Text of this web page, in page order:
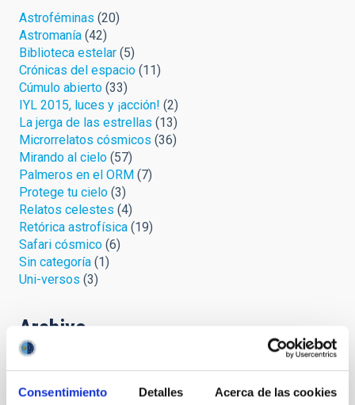
Consentimiento Detalles Acerca de las cookies
Astroféminas (20)
Astromanía (42)
Biblioteca estelar (5)
Crónicas del espacio (11)
Cúmulo abierto (33)
IYL 2015, luces y ¡acción! (2)
La jerga de las estrellas (13)
Microrrelatos cósmicos (36)
Mirando al cielo (57)
Palmeros en el ORM (7)
Protege tu cielo (3)
Relatos celestes (4)
Retórica astrofísica (19)
Safari cósmico (6)
Sin categoría (1)
Uni-versos (3)
Archivo
Agosto 2026
Junio 2026(2)